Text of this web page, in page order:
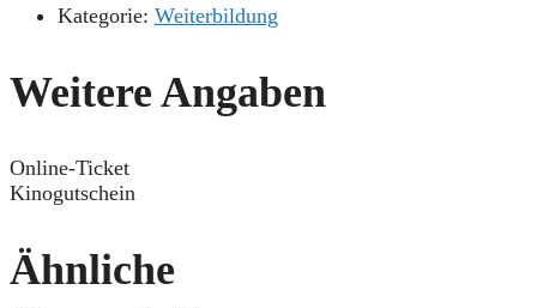
Kategorie: Weiterbildung
Weitere Angaben
Online-Ticket
Kinogutschein
Ähnliche